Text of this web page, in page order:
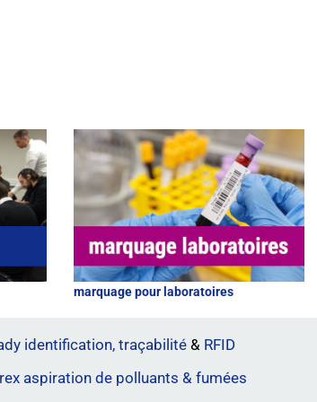
marquage pour laboratoires
identification, traçabilité& RFID
aspiration de polluants & fumées